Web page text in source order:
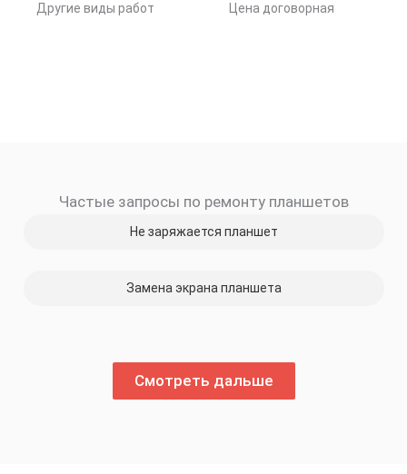
Другие виды работ Цена договорная
Частые запросы по ремонту планшетов
Не заряжается планшет
Замена экрана планшета
Смотреть дальше